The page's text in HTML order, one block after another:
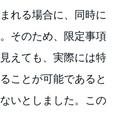
れる場合に、同時に
そのため、限定事項
えても、実際には特
ことが可能であると
いとしました。この